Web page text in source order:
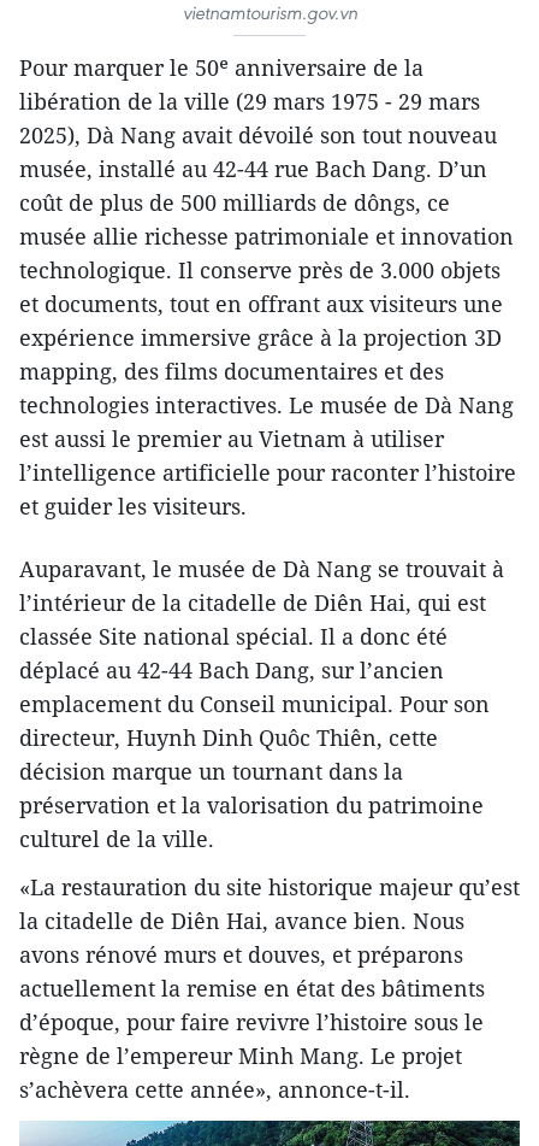
vietnamtourism.gov.vn
Pour marquer le 50ᵉ anniversaire de la
libération de la ville (29 mars 1975 - 29 mars
2025), Dà Nang avait dévoilé son tout nouveau
musée, installé au 42-44 rue Bach Dang. D’un
coût de plus de 500 milliards de dôngs, ce
musée allie richesse patrimoniale et innovation
technologique. Il conserve près de 3.000 objets
et documents, tout en offrant aux visiteurs une
expérience immersive grâce à la projection 3D
mapping, des films documentaires et des
technologies interactives. Le musée de Dà Nang
est aussi le premier au Vietnam à utiliser
l’intelligence artificielle pour raconter l’histoire
et guider les visiteurs.
Auparavant, le musée de Dà Nang se trouvait à
l’intérieur de la citadelle de Diên Hai, qui est
classée Site national spécial. Il a donc été
déplacé au 42-44 Bach Dang, sur l’ancien
emplacement du Conseil municipal. Pour son
directeur, Huynh Dinh Quôc Thiên, cette
décision marque un tournant dans la
préservation et la valorisation du patrimoine
culturel de la ville.
«La restauration du site historique majeur qu’est
la citadelle de Diên Hai, avance bien. Nous
avons rénové murs et douves, et préparons
actuellement la remise en état des bâtiments
d’époque, pour faire revivre l’histoire sous le
règne de l’empereur Minh Mang. Le projet
s’achèvera cette année», annonce-t-il.